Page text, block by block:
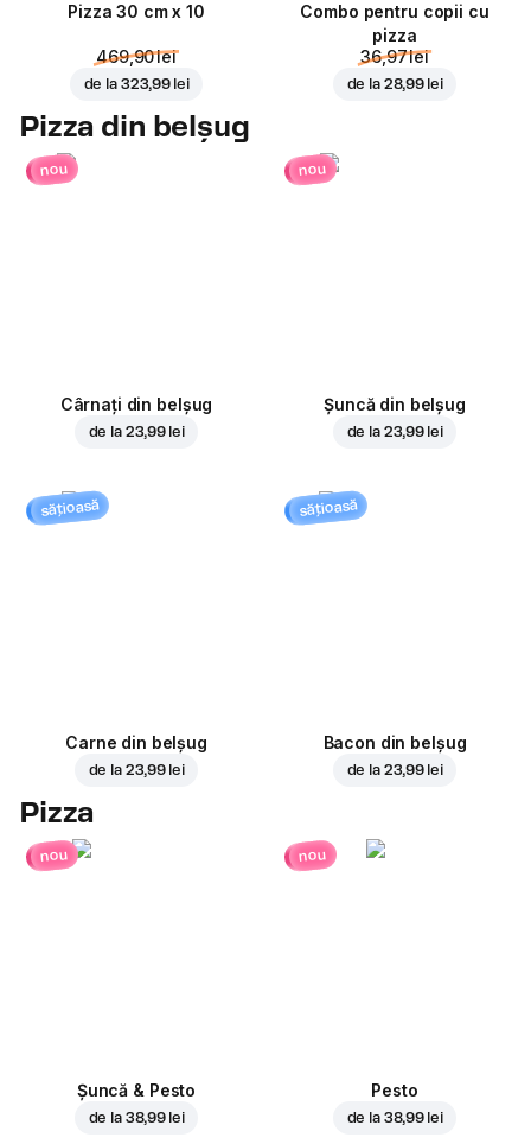
Pizza 30 cm x 10
469,90 lei
de la 323,99 lei
Combo pentru copii cu
pizza
36,97 lei
de la 28,99 lei
Pizza din belșug
nou
Cârnați din belșug
de la 23,99 lei
nou
Șuncă din belșug
de la 23,99 lei
sățioasă
Carne din belșug
de la 23,99 lei
sățioasă
Bacon din belșug
de la 23,99 lei
Pizza
nou
Șuncă & Pesto
de la 38,99 lei
nou
Pesto
de la 38,99 lei